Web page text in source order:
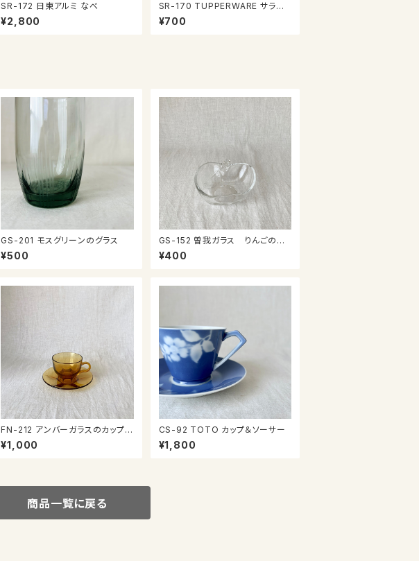
SR-172 日東アルミ なべ
¥2,800
SR-170 TUPPERWARE サラダ
ボウル
¥700
GS-201 モスグリーンのグラス
¥500
GS-152 曽我ガラス りんごのミ
ニ鉢
¥400
FN-212 アンバーガラスのカップ＆
ソーサー
¥1,000
CS-92 TOTO カップ＆ソーサー
¥1,800
商品一覧に戻る